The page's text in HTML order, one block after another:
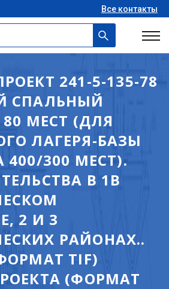
Все контакты
241-5-135-78
СПАЛЬНЫЙ
МЕСТ (ДЛЯ
ЛАГЕРЯ-БАЗЫ
300 МЕСТ).
В 1В
2 И 3
РАЙОНАХ..
TIF)
(ФОРМАТ